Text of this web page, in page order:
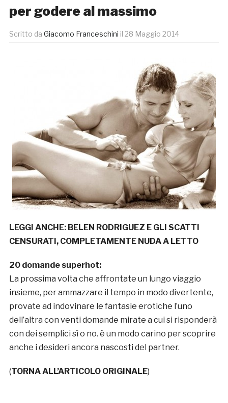
per godere al massimo
Scritto da Giacomo Franceschini il 28 Maggio 2014
LEGGI ANCHE: BELEN RODRIGUEZ E GLI SCATTI
CENSURATI, COMPLETAMENTE NUDA A LETTO
20 domande superhot:
La prossima volta che affrontate un lungo viaggio
insieme, per ammazzare il tempo in modo divertente,
provate ad indovinare le fantasie erotiche l’uno
dell’altra con venti domande mirate a cui si risponderà
con dei semplici sì o no. è un modo carino per scoprire
anche i desideri ancora nascosti del partner.
(TORNA ALL’ARTICOLO ORIGINALE)